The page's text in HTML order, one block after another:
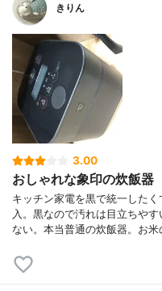
きりん
3.00
おしゃれな象印の炊飯器
キッチン家電を黒で統一した
入。黒なので汚れは目立ちや
ない。本当普通の炊飯器。お